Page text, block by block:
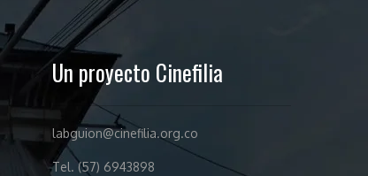
Un proyecto Cinefilia
labguion@cinefilia.org.co
Tel. (57) 6943898